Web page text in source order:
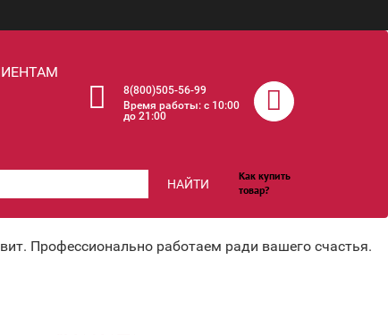
8(800)505-56-99
Время работы: c 10:00
до 21:00
НАЙТИ
Как купить
товар?
Профессионально работаем ради вашего счастья.